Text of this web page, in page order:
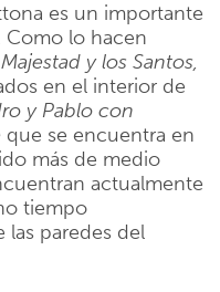
es un importante
lo hacen
Majestad y los Santos,
en el interior de
y Pablo con
que se encuentra en
más de medio
actualmente
tiempo
paredes del